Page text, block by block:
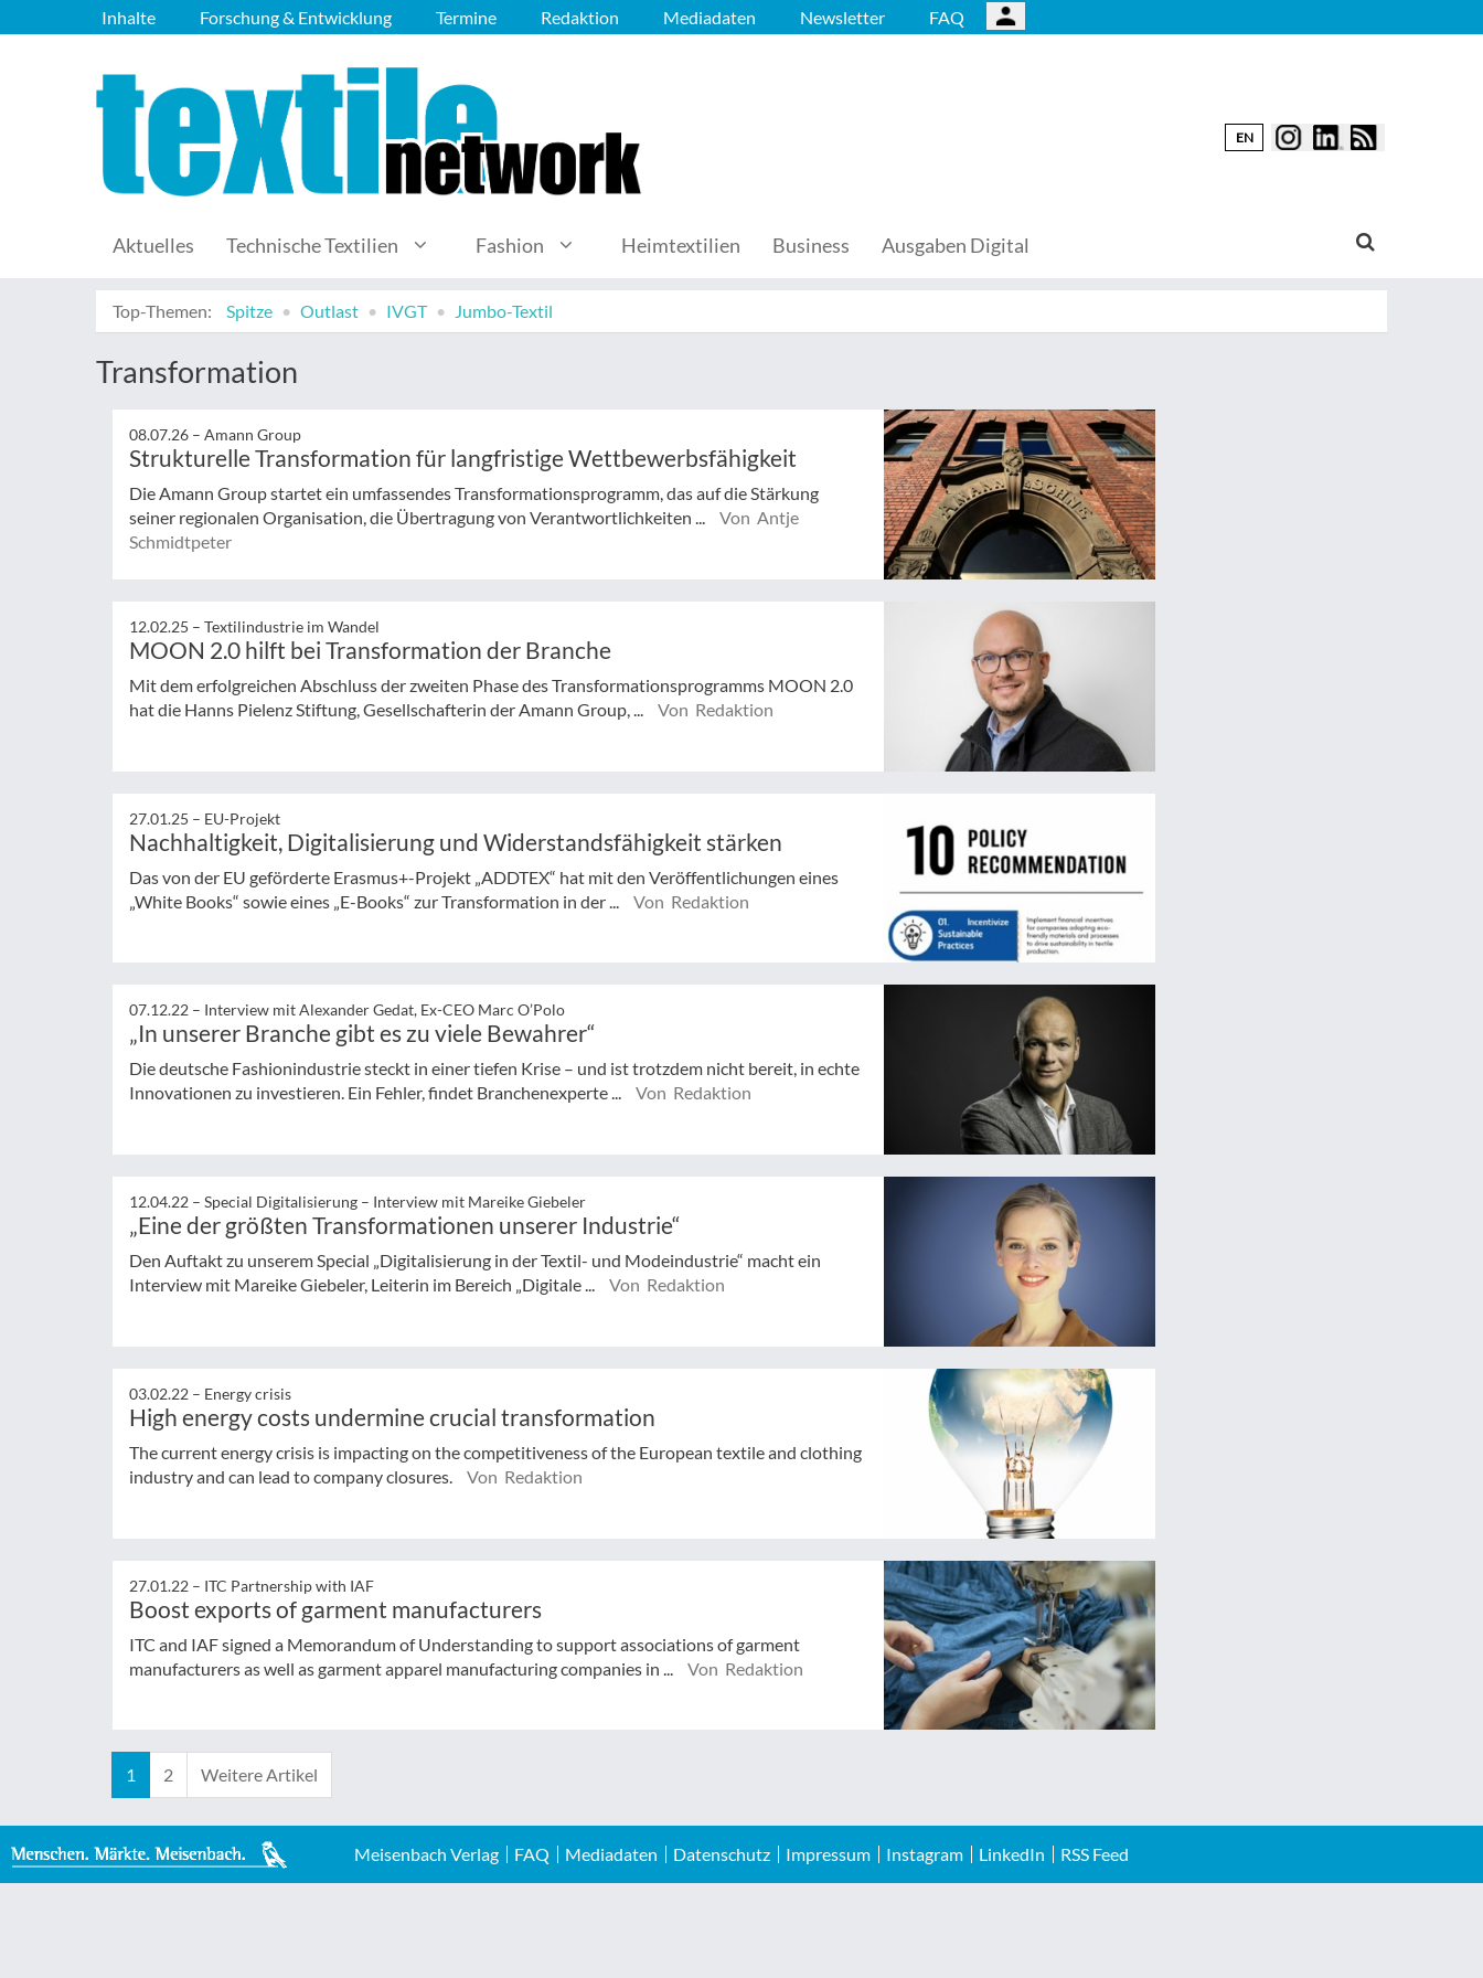
Inhalte Forschung & Entwicklung Termine Redaktion Mediadaten Newsletter FAQ
EN
Aktuelles Technische Textilien Fashion Heimtextilien Business Ausgaben Digital
Top-Themen: Spitze Outlast IVGT Jumbo-Textil
Transformation
08.07.26 – Amann Group
Strukturelle Transformation für langfristige Wettbewerbsfähigkeit
Die Amann Group startet ein umfassendes Transformationsprogramm, das auf die Stärkung
seiner regionalen Organisation, die Übertragung von Verantwortlichkeiten ...
Von Antje
Schmidtpeter
12.02.25 – Textilindustrie im Wandel
MOON 2.0 hilft bei Transformation der Branche
Mit dem erfolgreichen Abschluss der zweiten Phase des Transformationsprogramms MOON 2.0
hat die Hanns Pielenz Stiftung, Gesellschafterin der Amann Group, ...
Von Redaktion
27.01.25 – EU-Projekt
Nachhaltigkeit, Digitalisierung und Widerstandsfähigkeit stärken
Das von der EU geförderte Erasmus+-Projekt „ADDTEX“ hat mit den Veröffentlichungen eines
„White Books“ sowie eines „E-Books“ zur Transformation in der ...
Von Redaktion
07.12.22 – Interview mit Alexander Gedat, Ex-CEO Marc O’Polo
„In unserer Branche gibt es zu viele Bewahrer“
Die deutsche Fashionindustrie steckt in einer tiefen Krise – und ist trotzdem nicht bereit, in echte
Innovationen zu investieren. Ein Fehler, findet Branchenexperte ...
Von Redaktion
12.04.22 – Special Digitalisierung – Interview mit Mareike Giebeler
„Eine der größten Transformationen unserer Industrie“
Den Auftakt zu unserem Special „Digitalisierung in der Textil- und Modeindustrie“ macht ein
Interview mit Mareike Giebeler, Leiterin im Bereich „Digitale ...
Von Redaktion
03.02.22 – Energy crisis
High energy costs undermine crucial transformation
The current energy crisis is impacting on the competitiveness of the European textile and clothing
industry and can lead to company closures.
Von Redaktion
27.01.22 – ITC Partnership with IAF
Boost exports of garment manufacturers
ITC and IAF signed a Memorandum of Understanding to support associations of garment
manufacturers as well as garment apparel manufacturing companies in ...
Von Redaktion
1 2 Weitere Artikel
Meisenbach Verlag FAQ Mediadaten Datenschutz Impressum Instagram LinkedIn RSS Feed